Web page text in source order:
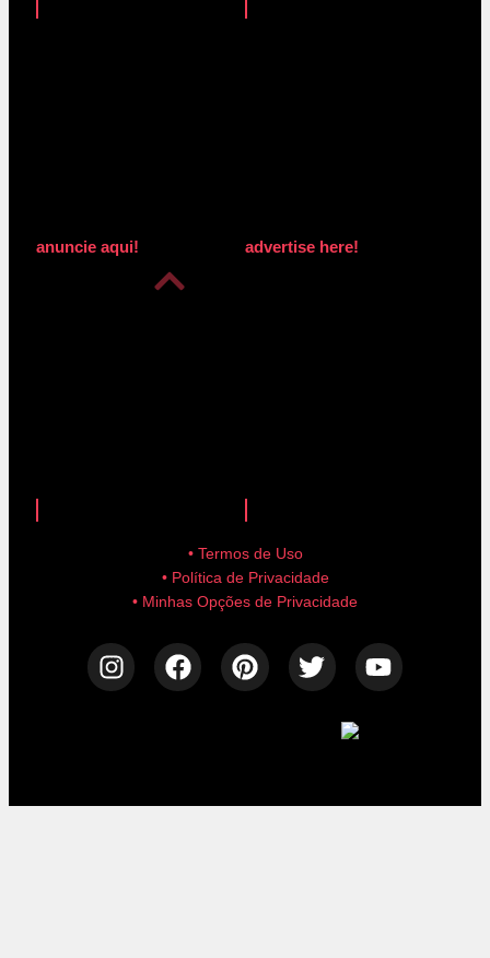
anuncie aqui! advertise here!
• Termos de Uso
• Política de Privacidade
• Minhas Opções de Privacidade